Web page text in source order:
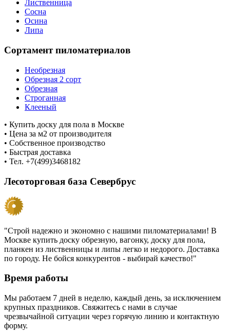
Лиственница
Сосна
Осина
Липа
Сортамент пиломатериалов
Необрезная
Обрезная 2 сорт
Обрезная
Строганная
Клееный
• Купить доску для пола в Москве
• Цена за м2 от производителя
• Собственное производство
• Быстрая доставка
• Тел. +7(499)3468182
Лесоторговая база Севербрус
"Строй надежно и экономно с нашими пиломатериалами! В
Москве купить доску обрезную, вагонку, доску для пола,
планкен из лиственницы и липы легко и недорого. Доставка
по городу. Не бойся конкурентов - выбирай качество!"
Время работы
Мы работаем 7 дней в неделю, каждый день, за исключением
крупных праздников. Свяжитесь с нами в случае
чрезвычайной ситуации через горячую линию и контактную
форму.